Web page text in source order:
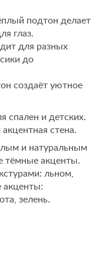
подтон делает
глаз.
для разных
до
создаёт уютное
спален и детских.
стена.
и натуральным
тёмные акценты.
льном,
акценты:
зелень.